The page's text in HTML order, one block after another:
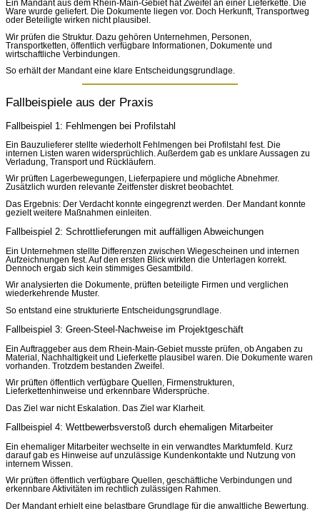
Ein Mandant aus dem Rhein-Main-Gebiet hat Zweifel an einer Lieferkette. Die
Ware wurde geliefert. Die Dokumente liegen vor. Doch Herkunft, Transportweg
oder Beteiligte wirken nicht plausibel.
Wir prüfen die Struktur. Dazu gehören Unternehmen, Personen,
Transportketten, öffentlich verfügbare Informationen, Dokumente und
wirtschaftliche Verbindungen.
So erhält der Mandant eine klare Entscheidungsgrundlage.
Fallbeispiele aus der Praxis
Fallbeispiel 1: Fehlmengen bei Profilstahl
Ein Bauzulieferer stellte wiederholt Fehlmengen bei Profilstahl fest. Die
internen Listen waren widersprüchlich. Außerdem gab es unklare Aussagen zu
Verladung, Transport und Rückläufern.
Wir prüften Lagerbewegungen, Lieferpapiere und mögliche Abnehmer.
Zusätzlich wurden relevante Zeitfenster diskret beobachtet.
Das Ergebnis: Der Verdacht konnte eingegrenzt werden. Der Mandant konnte
gezielt weitere Maßnahmen einleiten.
Fallbeispiel 2: Schrottlieferungen mit auffälligen Abweichungen
Ein Unternehmen stellte Differenzen zwischen Wiegescheinen und internen
Aufzeichnungen fest. Auf den ersten Blick wirkten die Unterlagen korrekt.
Dennoch ergab sich kein stimmiges Gesamtbild.
Wir analysierten die Dokumente, prüften beteiligte Firmen und verglichen
wiederkehrende Muster.
So entstand eine strukturierte Entscheidungsgrundlage.
Fallbeispiel 3: Green-Steel-Nachweise im Projektgeschäft
Ein Auftraggeber aus dem Rhein-Main-Gebiet musste prüfen, ob Angaben zu
Material, Nachhaltigkeit und Lieferkette plausibel waren. Die Dokumente waren
vorhanden. Trotzdem bestanden Zweifel.
Wir prüften öffentlich verfügbare Quellen, Firmenstrukturen,
Lieferkettenhinweise und erkennbare Widersprüche.
Das Ziel war nicht Eskalation. Das Ziel war Klarheit.
Fallbeispiel 4: Wettbewerbsverstoß durch ehemaligen Mitarbeiter
Ein ehemaliger Mitarbeiter wechselte in ein verwandtes Marktumfeld. Kurz
darauf gab es Hinweise auf unzulässige Kundenkontakte und Nutzung von
internem Wissen.
Wir prüften öffentlich verfügbare Quellen, geschäftliche Verbindungen und
erkennbare Aktivitäten im rechtlich zulässigen Rahmen.
Der Mandant erhielt eine belastbare Grundlage für die anwaltliche Bewertung.